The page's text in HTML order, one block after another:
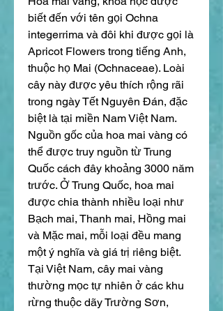
biết đến với tên gọi Ochna
integerrima và đôi khi được gọi là
Apricot Flowers trong tiếng Anh,
thuộc họ Mai (Ochnaceae). Loài
cây này được yêu thích rộng rãi
trong ngày Tết Nguyên Đán, đặc
biệt là tại miền Nam Việt Nam.
Nguồn gốc của hoa mai vàng có
thể được truy nguồn từ Trung
Quốc cách đây khoảng 3000 năm
trước. Ở Trung Quốc, hoa mai
được chia thành nhiều loại như
Bạch mai, Thanh mai, Hồng mai
và Mặc mai, mỗi loại đều mang
một ý nghĩa và giá trị riêng biệt.
Tại Việt Nam, cây mai vàng
thường mọc tự nhiên ở các khu
rừng thuộc dãy Trường Sơn,